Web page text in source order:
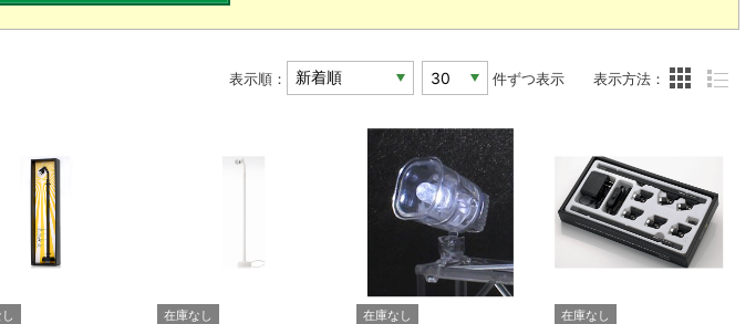
表示順： 件ずつ表示 表示方法：
在庫なし
在庫なし
在庫なし